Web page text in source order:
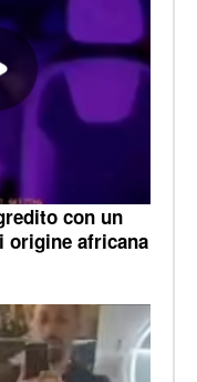
con un
origine africana